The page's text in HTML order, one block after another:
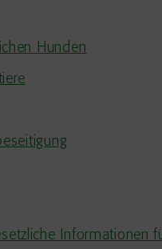
Hunden
Informationen